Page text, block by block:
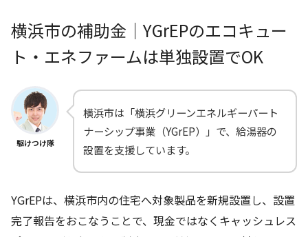
横浜市の補助金｜YGrEPのエコキュー
ト・エネファームは単独設置でOK
駆けつけ隊
横浜市は「横浜グリーンエネルギーパート
ナーシップ事業（YGrEP）」で、給湯器の
設置を支援しています。
YGrEPは、横浜市内の住宅へ対象製品を新規設置し、設置
完了報告をおこなうことで、現金ではなくキャッシュレス